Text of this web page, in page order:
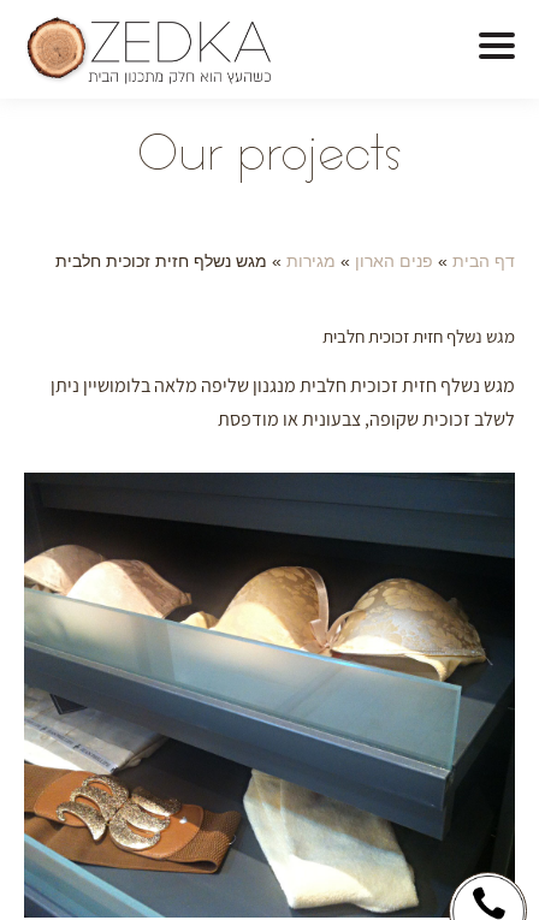
Our projects
דף הבית » פנים הארון » מגירות » מגש נשלף חזית זכוכית חלבית
מגש נשלף חזית זכוכית חלבית
מגש נשלף חזית זכוכית חלבית מנגנון שליפה מלאה בלומושיין ניתן
לשלב זכוכית שקופה, צבעונית או מודפסת